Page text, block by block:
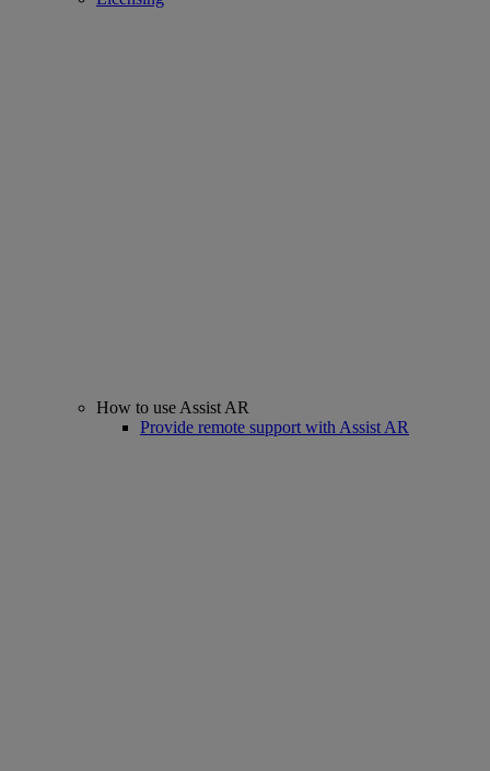
How to use Assist AR
Provide remote support with Assist AR